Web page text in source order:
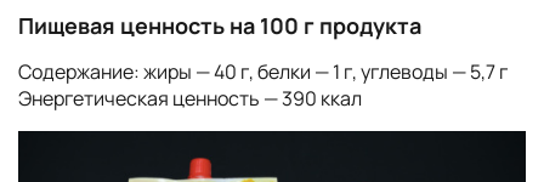
Пищевая ценность на 100 г продукта
Содержание: жиры — 40 г, белки — 1 г, углеводы — 5,7 г
Энергетическая ценность — 390 ккал